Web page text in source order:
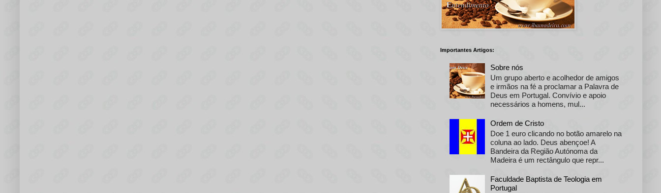
Importantes Artigos:
Sobre nós
Um grupo aberto e acolhedor de amigos
e irmãos na fé a proclamar a Palavra de
Deus em Portugal. Convívio e apoio
necessários a homens, mul...
Ordem de Cristo
Doe 1 euro clicando no botão amarelo na
coluna ao lado. Deus abençoe! A
Bandeira da Região Autónoma da
Madeira é um rectângulo que repr...
Faculdade Baptista de Teologia em
Portugal